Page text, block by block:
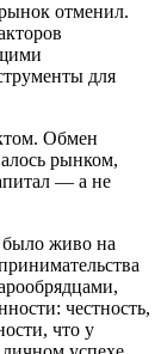
отменил.
для
Обмен
рынком,
— а не
было живо на
честность,
что у